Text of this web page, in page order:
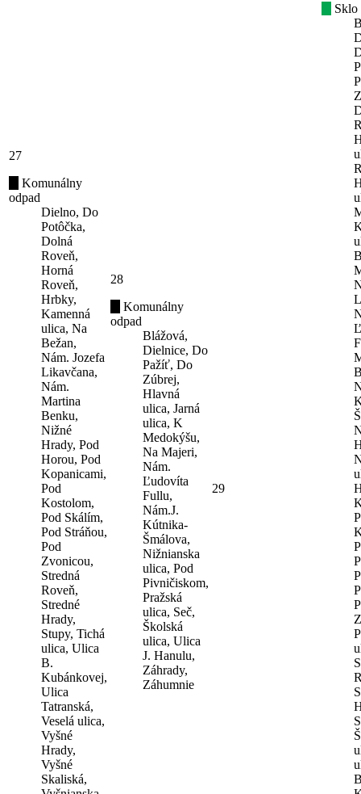
27
Komunálny
odpad
Dielno, Do
Potôčka,
Dolná
Roveň,
Horná
Roveň,
Hrbky,
Kamenná
ulica, Na
Bežan,
Nám. Jozefa
Likavčana,
Nám.
Martina
Benku,
Nižné
Hrady, Pod
Horou, Pod
Kopanicami,
Pod
Kostolom,
Pod Skálím,
Pod Stráňou,
Pod
Zvonicou,
Stredná
Roveň,
Stredné
Hrady,
Stupy, Tichá
ulica, Ulica
B.
Kubánkovej,
Ulica
Tatranská,
Veselá ulica,
Vyšné
Hrady,
Vyšné
Skaliská,
28
Komunálny
odpad
Blážová,
Dielnice, Do
Pažíť, Do
Zúbrej,
Hlavná
ulica, Jarná
ulica, K
Medokýšu,
Na Majeri,
Nám.
Ľudovíta
Fullu,
Nám.J.
Kútnika-
Šmálova,
Nižnianska
ulica, Pod
Pivničiskom,
Pražská
ulica, Seč,
Školská
ulica, Ulica
J. Hanulu,
Záhrady,
Záhumnie
29
Sklo